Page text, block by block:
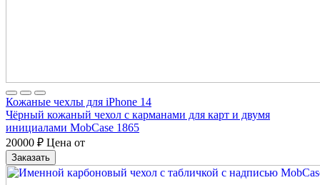
Кожаные чехлы для iPhone 14
Чёрный кожаный чехол с карманами для карт и двумя
инициалами MobCase 1865
20000 ₽ Цена от
Заказать